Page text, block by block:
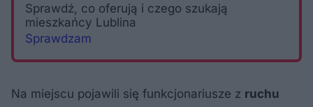
Sprawdź, co oferują i czego szukają
mieszkańcy Lublina
Sprawdzam
Na miejscu pojawili się funkcjonariusze z ruchu